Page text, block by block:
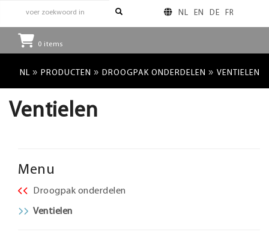
NL EN DE FR
0 items
NL » PRODUCTEN » DROOGPAK ONDERDELEN » VENTIELEN
Ventielen
Menu
Droogpak onderdelen
Ventielen